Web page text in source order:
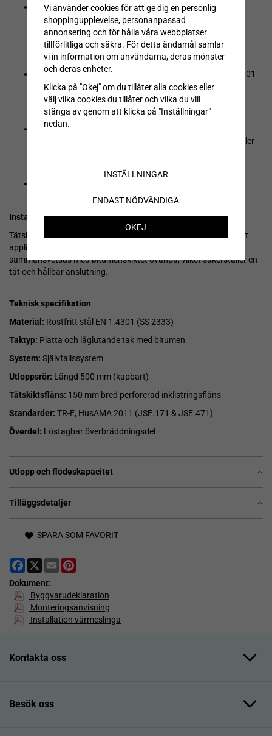
Utlopp och flödeskapacitet
Tilläggsdetaljer
Tätskiktsfläns enligt branschstandard –150 mm bred
perforerad inklistringsfläns, konstruerad för att lokalt
integreras med tätskikt enligt TR-E och HusAMA 2011
(JSE.171 & JSE.471).
Högkvalitativt material –
Tillverkad rostfritt stål EN 1.4301
(SS 2333) för lång livslängd och motståndskraft mot
korrosion.
Löstagbar överbräddningsdel –
överbräddningsdel förhindrar igensättning och säkerställer
Finns på lager för omgående leverans.
Installation
Tätskiktsflänsen är utformad för tak där en tätskiktsmatta först
appliceras lokalt under den perforerade flänsen och sedan
sammansvetsas med bitumenskiktet ovanpå, vilket säkerställer en
tät och hållbar anslutning.
Teknisk specifikation
Material: Rostfritt stål EN 1.4301 (SS 2333)
Taktyp: Platta och låglutande tak med bitumen
System: Självfallssystem
Utloppsrör: Längd 500 mm (kapbart)
Tätskiktsfläns: 150 mm bred perforerad inklistringsfläns
Standarder: TR-E, HusAMA 2011 (JSE.171 & JSE.471)
Överdel: Löstagbar överbräddningsdel
SPARA SOM FAVORIT
Facebook
X Email
Dokument:
Byggvarudeklaration
Monteringsanvisning
Installation värmeslinga
Kontakta oss
Besök oss
Vi använder cookies för att ge dig en personlig
shoppingupplevelse, personanpassad
annonsering och för hålla våra webbplatser
tillförlitliga och säkra. För detta ändamål samlar
vi in information om användarna, deras mönster
och deras enheter.
Klicka på "Okej" om du tillåter alla cookies eller
välj vilka cookies du tillåter och vilka du vill
stänga av genom att klicka på "Inställningar"
nedan.
INSTÄLLNINGAR
ENDAST NÖDVÄNDIGA
OKEJ